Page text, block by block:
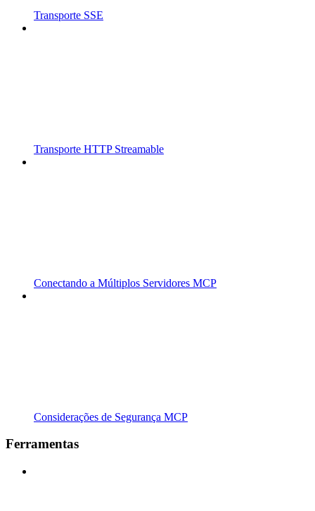
Transporte SSE
Transporte HTTP Streamable
Conectando a Múltiplos Servidores MCP
Considerações de Segurança MCP
Ferramentas